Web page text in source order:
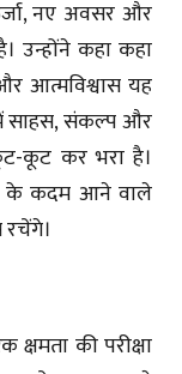
नए अवसर और
उन्होंने कहा कहा
आत्मविश्वास यह
साहस, संकल्प और
कूट कर भरा है।
के कदम आने वाले
रचेंगे।
की परीक्षा